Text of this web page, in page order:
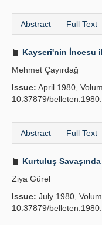
Abstract Full Text
Kayseri'nin İncesu
Mehmet Çayırdağ
Issue: April 1980,
10.37879/
Abstract Full Text
Kurtuluş
Ziya Gürel
Issue: July 1980,
10.37879/